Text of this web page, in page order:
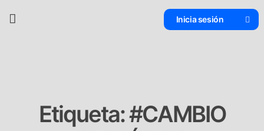
Inicia sesión
Etiqueta:#CAMBIO